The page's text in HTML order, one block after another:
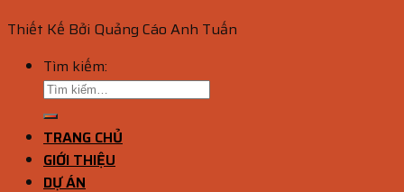
Thiết Kế Bởi Quảng Cáo Anh Tuấn
Tìm kiếm:
TRANG CHỦ
GIỚI THIỆU
DỰ ÁN